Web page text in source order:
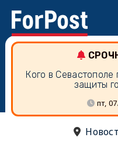
Кого в Севастополе
защиты
пт,